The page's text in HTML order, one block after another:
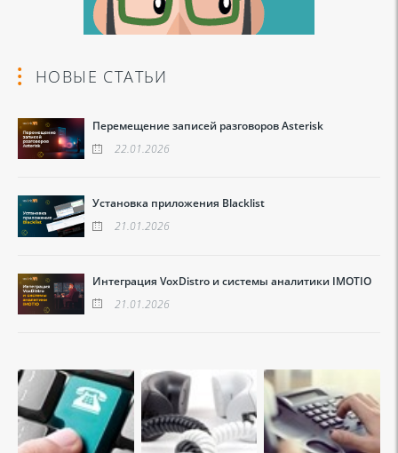
НОВЫЕ СТАТЬИ
Перемещение записей разговоров Asterisk
22.01.2026
Установка приложения Blacklist
21.01.2026
Интеграция VoxDistro и системы аналитики IMOTIO
21.01.2026